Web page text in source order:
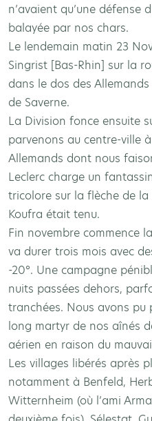
n’avaient qu’une défense
balayée par nos chars.
Le lendemain matin 23
Singrist [Bas-Rhin] sur la
dans le dos des
de Saverne.
La Division fonce ensuite
parvenons au centre-ville
Allemands dont nous
Leclerc charge un
tricolore sur la flèche de
Koufra était tenu.
Fin novembre commence la
va durer trois mois avec
-20°. Une campagne
nuits passées dehors,
tranchées. Nous avons
long martyr de nos aînés
aérien en raison du
Les villages libérés après
notamment à Benfeld,
Witternheim (où l’ami